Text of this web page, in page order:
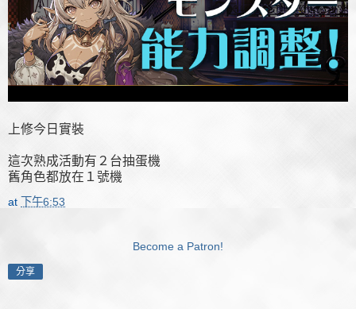
上修今日實裝
這次熟成活動有２台抽蛋機
舊角色都放在１號機
at 下午6:53
Become a Patron!
分享